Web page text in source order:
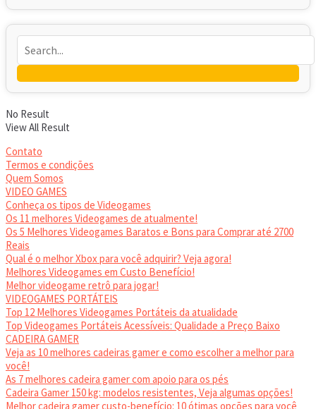
No Result
View All Result
Contato
Termos e condições
Quem Somos
VIDEO GAMES
Conheça os tipos de Videogames
Os 11 melhores Videogames de atualmente!
Os 5 Melhores Videogames Baratos e Bons para Comprar até 2700
Reais
Qual é o melhor Xbox para você adquirir? Veja agora!
Melhores Videogames em Custo Benefício!
Melhor videogame retrô para jogar!
VIDEOGAMES PORTÁTEIS
Top 12 Melhores Videogames Portáteis da atualidade
Top Videogames Portáteis Acessíveis: Qualidade a Preço Baixo
CADEIRA GAMER
Veja as 10 melhores cadeiras gamer e como escolher a melhor para
você!
As 7 melhores cadeira gamer com apoio para os pés
Cadeira Gamer 150 kg: modelos resistentes, Veja algumas opções!
Melhor cadeira gamer custo-benefício: 10 ótimas opções para você